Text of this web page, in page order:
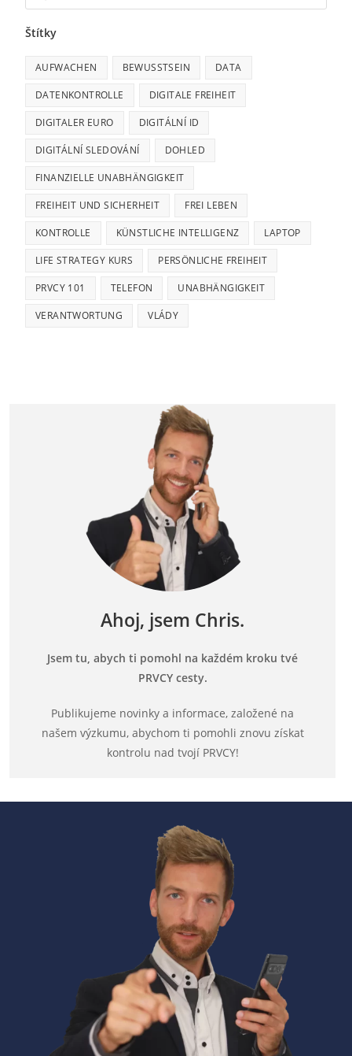
Štítky
AUFWACHEN BEWUSSTSEIN DATA
DATENKONTROLLE DIGITALE FREIHEIT
DIGITALER EURO DIGITÁLNÍ ID
DIGITÁLNÍ SLEDOVÁNÍ DOHLED
FINANZIELLE UNABHÄNGIGKEIT
FREIHEIT UND SICHERHEIT FREI LEBEN
KONTROLLE KÜNSTLICHE INTELLIGENZ LAPTOP
LIFE STRATEGY KURS PERSÖNLICHE FREIHEIT
PRVCY 101 TELEFON UNABHÄNGIGKEIT
VERANTWORTUNG VLÁDY
Ahoj, jsem Chris.
Jsem tu, abych ti pomohl na každém kroku tvé
PRVCY cesty.
Publikujeme novinky a informace, založené na
našem výzkumu, abychom ti pomohli znovu získat
kontrolu nad tvojí PRVCY!